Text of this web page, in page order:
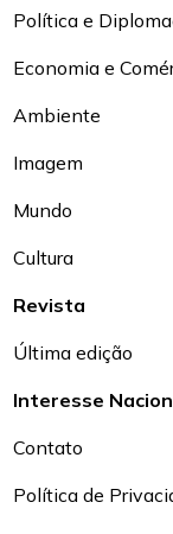
Política e
Economia e
Ambiente
Imagem
Mundo
Cultura
Revista
Última edição
Interesse
Contato
Política de